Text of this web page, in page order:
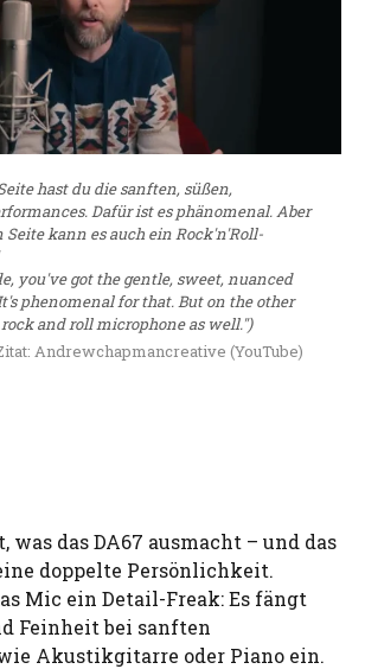
hast du die sanften, süßen,
Dafür ist es phänomenal. Aber
Seite kann es auch ein Rock'n'Roll-
you've got the gentle, sweet, nuanced
phenomenal for that. But on the other
rock and roll microphone as well.")
Andrewchapmancreative (YouTube)
das DA67 ausmacht – und das
doppelte Persönlichkeit.
Mic ein Detail-Freak: Es fängt
Feinheit bei sanften
Akustikgitarre oder Piano ein.